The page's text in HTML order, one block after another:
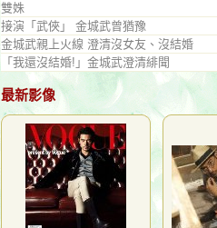
雙姝
接演「武俠」 金城武曾猶豫
金城武親上火線 澄清沒女友、沒結婚
「我還沒結婚!」金城武澄清緋聞
最新影像